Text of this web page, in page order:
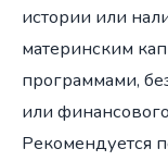
истории или
материнским
программами,
или
Рекомендуется